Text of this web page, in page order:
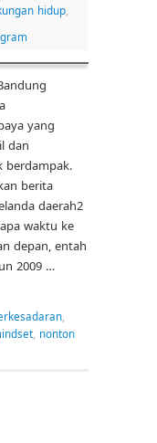
hidup,
yang
dan
berdampak.
berita
daerah2
waktu ke
depan, entah
2009 …
,
, nonton